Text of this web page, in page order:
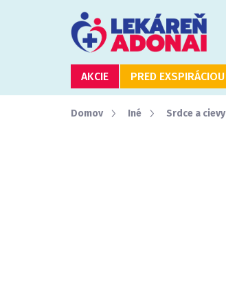
AKCIE PRED EXSPIRÁCIOU
Domov Iné Srdce a cievy